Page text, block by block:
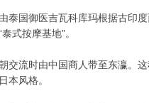
泰国御医吉瓦科库玛根据古印
式按摩基地”。
交流时由中国商人带至东瀛。
本风格。